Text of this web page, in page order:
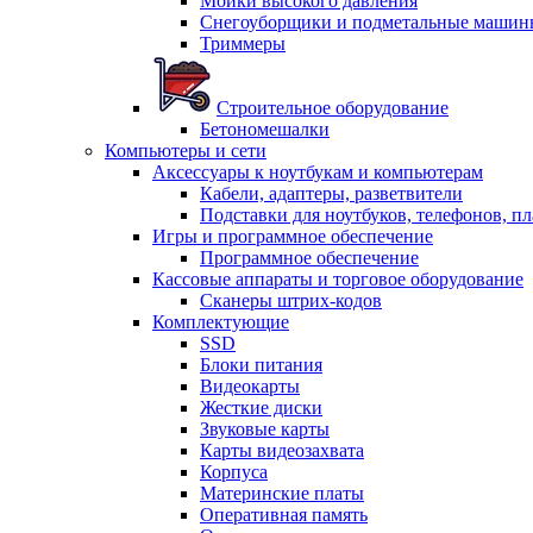
Снегоуборщики и подметальные
Триммеры
Строительное оборудование
Бетономешалки
Компьютеры и сети
Аксессуары к ноутбукам и компьютерам
Кабели, адаптеры, разветвители
Подставки для ноутбуков, телефонов,
Игры и программное обеспечение
Программное обеспечение
Кассовые аппараты и торговое оборудование
Сканеры штрих-кодов
Комплектующие
SSD
Блоки питания
Видеокарты
Жесткие диски
Звуковые карты
Карты видеозахвата
Корпуса
Материнские платы
Оперативная память